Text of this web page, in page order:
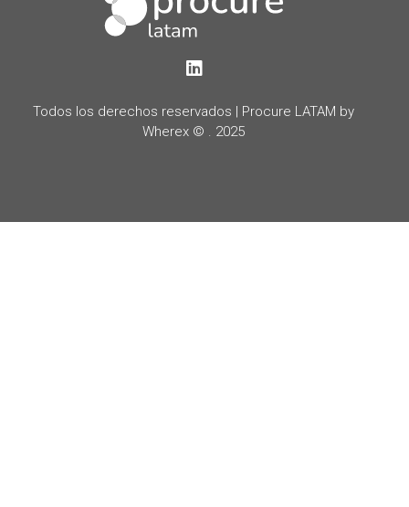
LinkedIn
Todos los derechos reservados | Procure LATAM by
Wherex © . 2025